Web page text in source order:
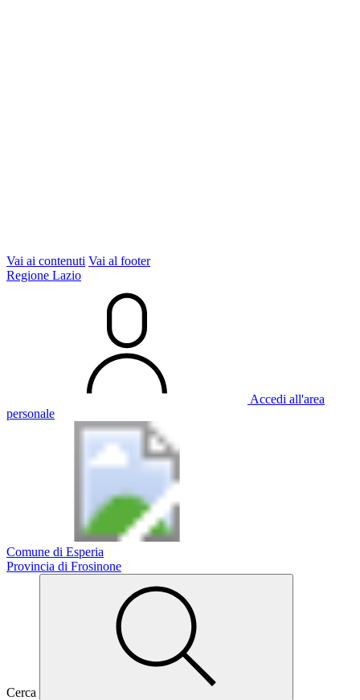
Vai ai contenuti Vai al footer
Regione Lazio
Accedi all'area
personale
Comune di Esperia
Provincia di Frosinone
Cerca